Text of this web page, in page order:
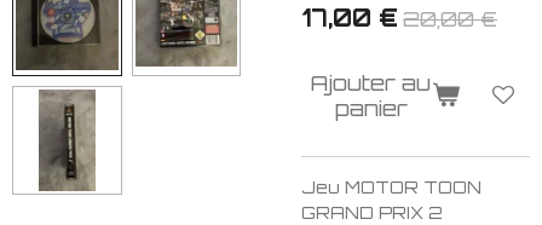
17,00 € 20,00 €
Ajouter au
panier
Jeu MOTOR TOON
GRAND PRIX 2